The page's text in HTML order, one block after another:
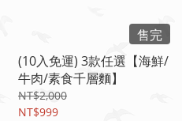
售完
(10入免運) 3款任選【海鮮/
牛肉/素食千層麵】
NT$2,000
NT$999